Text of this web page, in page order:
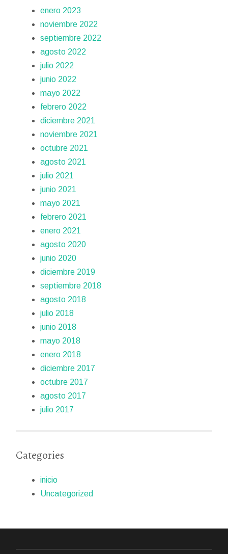
enero 2023
noviembre 2022
septiembre 2022
agosto 2022
julio 2022
junio 2022
mayo 2022
febrero 2022
diciembre 2021
noviembre 2021
octubre 2021
agosto 2021
julio 2021
junio 2021
mayo 2021
febrero 2021
enero 2021
agosto 2020
junio 2020
diciembre 2019
septiembre 2018
agosto 2018
julio 2018
junio 2018
mayo 2018
enero 2018
diciembre 2017
octubre 2017
agosto 2017
julio 2017
Categories
inicio
Uncategorized